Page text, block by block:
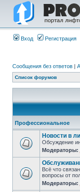
Вход Регистрация
Сообщения без ответов |
Список форумов
Профессиональное
Новости в
Обсуждение
Модераторы:
Всё что
вопросы от
Модераторы: